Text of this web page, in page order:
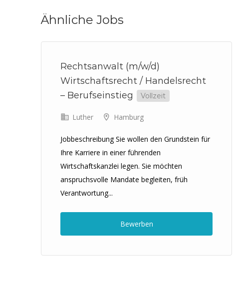
Ähnliche Jobs
Rechtsanwalt (m/w/d)
Wirtschaftsrecht / Handelsrecht
– Berufseinstieg
Vollzeit
Luther Hamburg
Jobbeschreibung Sie wollen den Grundstein für
Ihre Karriere in einer führenden
Wirtschaftskanzlei legen. Sie möchten
anspruchsvolle Mandate begleiten, früh
Verantwortung...
Bewerben